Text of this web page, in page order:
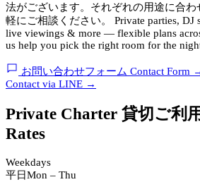
法がございます。それぞれの用途に合
軽にご相談ください。
Private parties, DJ
live viewings & more — flexible plans
us help you pick the right room for the
お問い合わせフォーム Contact Form
Contact via LINE →
Private Charter 貸切ご利
Rates
Weekdays
平日Mon – Thu